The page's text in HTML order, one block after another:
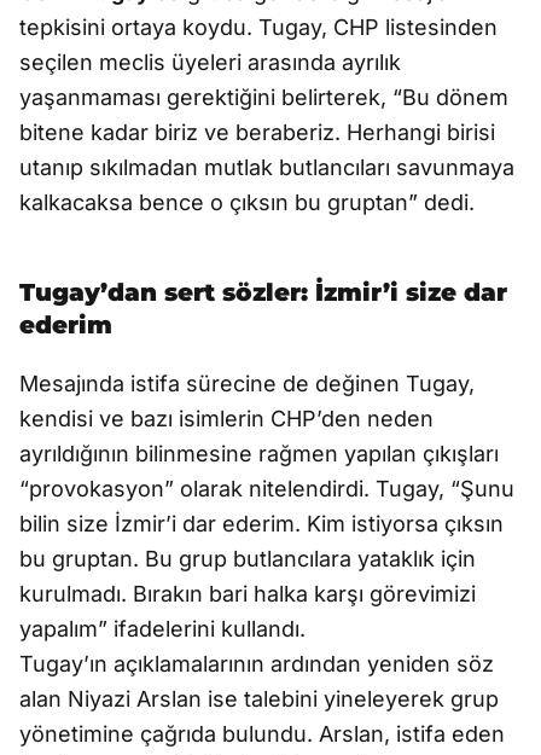
tepkisini ortaya koydu. Tugay, CHP listesinden
seçilen meclis üyeleri arasında ayrılık
yaşanmaması gerektiğini belirterek, “Bu dönem
bitene kadar biriz ve beraberiz. Herhangi birisi
utanıp sıkılmadan mutlak butlancıları savunmaya
kalkacaksa bence o çıksın bu gruptan” dedi.
Tugay’dan sert sözler: İzmir’i size dar
ederim
Mesajında istifa sürecine de değinen Tugay,
kendisi ve bazı isimlerin CHP’den neden
ayrıldığının bilinmesine rağmen yapılan çıkışları
“provokasyon” olarak nitelendirdi. Tugay, “Şunu
bilin size İzmir’i dar ederim. Kim istiyorsa çıksın
bu gruptan. Bu grup butlancılara yataklık için
kurulmadı. Bırakın bari halka karşı görevimizi
yapalım” ifadelerini kullandı.
Tugay’ın açıklamalarının ardından yeniden söz
alan Niyazi Arslan ise talebini yineleyerek grup
yönetimine çağrıda bulundu. Arslan, istifa eden